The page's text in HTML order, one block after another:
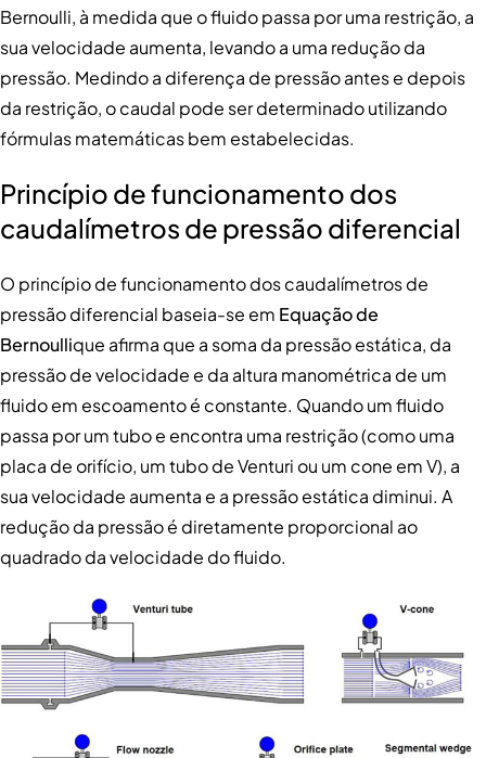
Bernoulli, à medida que o fluido passa por uma restrição, a
sua velocidade aumenta, levando a uma redução da
pressão. Medindo a diferença de pressão antes e depois
da restrição, o caudal pode ser determinado utilizando
fórmulas matemáticas bem estabelecidas.
Princípio de funcionamento dos
caudalímetros de pressão diferencial
O princípio de funcionamento dos caudalímetros de
pressão diferencial baseia-se em Equação de
Bernoullique afirma que a soma da pressão estática, da
pressão de velocidade e da altura manométrica de um
fluido em escoamento é constante. Quando um fluido
passa por um tubo e encontra uma restrição (como uma
placa de orifício, um tubo de Venturi ou um cone em V), a
sua velocidade aumenta e a pressão estática diminui. A
redução da pressão é diretamente proporcional ao
quadrado da velocidade do fluido.